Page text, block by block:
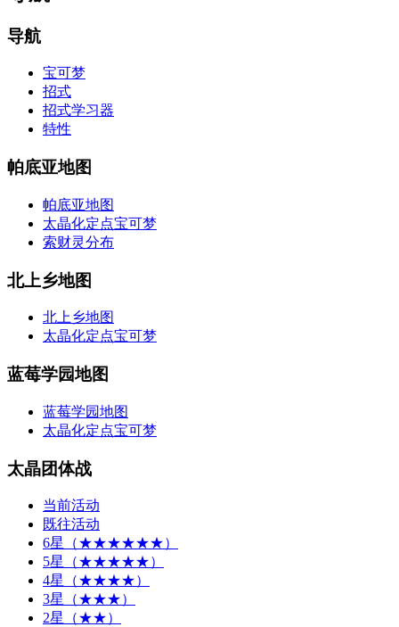
导航
宝可梦
招式
招式学习器
特性
帕底亚地图
帕底亚地图
太晶化定点宝可梦
索财灵分布
北上乡地图
北上乡地图
太晶化定点宝可梦
蓝莓学园地图
蓝莓学园地图
太晶化定点宝可梦
太晶团体战
当前活动
既往活动
6星（★★★★★★）
5星（★★★★★）
4星（★★★★）
3星（★★★）
2星（★★）